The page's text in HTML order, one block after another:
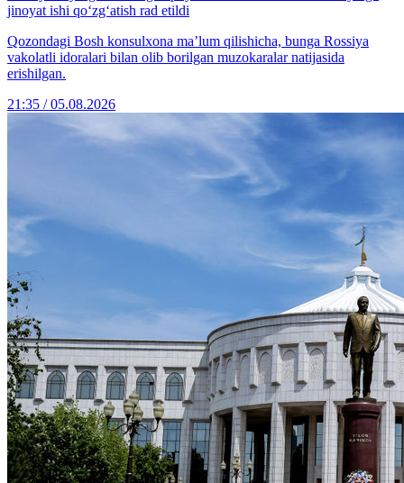
jinoyat ishi qo‘zg‘atish rad etildi
Qozondagi Bosh konsulxona ma’lum qilishicha, bunga Rossiya
vakolatli idoralari bilan olib borilgan muzokaralar natijasida
erishilgan.
21:35 / 05.08.2026